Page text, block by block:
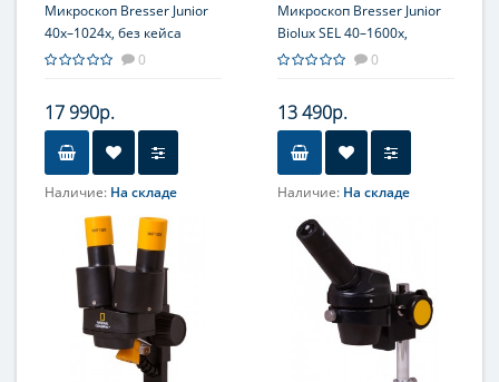
Микроскоп Bresser Junior
40x–1024x, без кейса
0
17 990р.
Наличие: На складе
Объектив
4x; 10x; 40x
Увеличение, крат
40; 64; 80; 100; 128; 160;
200; 320; 400; 640; 800;
Микроскоп Bresser Junior
Biolux SEL 40–1600x,
фиолетовый 0
13 490р.
Наличие: На складе
4x; 10x; 40x
Увеличение, крат
40; 80; 100; 160; 200; 400;
800; 1600
Окуляр (ы)